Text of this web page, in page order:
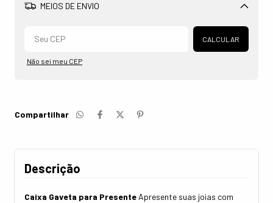
MEIOS DE ENVIO
Alterar CEP
CALCULAR
Não sei meu CEP
Compartilhar
Descrição
Caixa Gaveta para Presente Apresente suas joias com